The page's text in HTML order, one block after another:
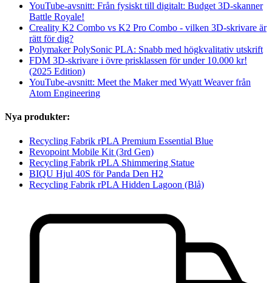
YouTube-avsnitt: Från fysiskt till digitalt: Budget 3D-skanner
Battle Royale!
Creality K2 Combo vs K2 Pro Combo - vilken 3D-skrivare är
rätt för dig?
Polymaker PolySonic PLA: Snabb med högkvalitativ utskrift
FDM 3D-skrivare i övre prisklassen för under 10.000 kr!
(2025 Edition)
YouTube-avsnitt: Meet the Maker med Wyatt Weaver från
Atom Engineering
Nya produkter:
Recycling Fabrik rPLA Premium Essential Blue
Revopoint Mobile Kit (3rd Gen)
Recycling Fabrik rPLA Shimmering Statue
BIQU Hjul 40S för Panda Den H2
Recycling Fabrik rPLA Hidden Lagoon (Blå)